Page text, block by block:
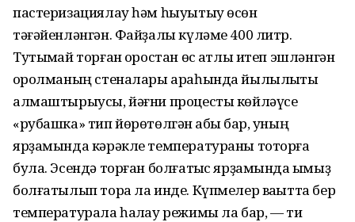
пастеризациялау һәм һыуытыу өсөн
тәғәйенләнгән. Файҙалы күләме 400 литр.
Тутыҡмай торған ҡоростан өс ҡатлы итеп эшләнгән
ҡоролманың стеналары араһында йылылыҡты
алмаштырыусы, йәғни процесты көйләүсе
«рубашка» тип йөрөтөлгән ҡабыҡ бар, уның
ярҙамында кәрәкле температураны тоторға
була. Эсендә торған болғатҡыс ярҙамында ҡымыҙ
болғатылып тора ла инде. Күпмелер ваҡытта бер
температурала һаҡлау режимы ла бар, — ти